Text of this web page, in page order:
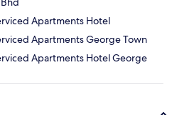
Apartments Hotel
Apartments George Town
Apartments Hotel George